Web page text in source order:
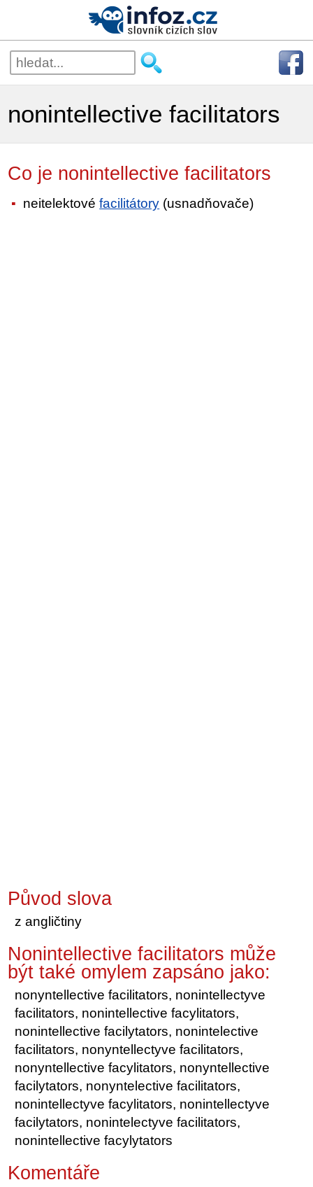
nonintellective facilitators
Co je nonintellective facilitators
neitelektovéfacilitátory (usnadňovače)
Původ slova
z angličtiny
Nonintellective facilitators může
být také omylem zapsáno jako:
nonyntellective facilitators, nonintellectyve
facilitators, nonintellective facylitators,
nonintellective facilytators, nonintelective
facilitators, nonyntellectyve facilitators,
nonyntellective facylitators, nonyntellective
facilytators, nonyntelective facilitators,
nonintellectyve facylitators, nonintellectyve
facilytators, nonintelectyve facilitators,
nonintellective facylytators
Komentáře